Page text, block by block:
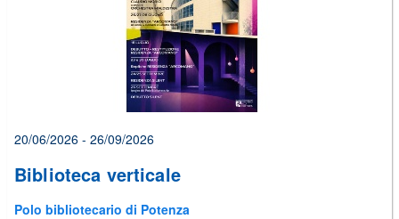
20/06/2026 - 26/09/2026
Biblioteca verticale
Polo bibliotecario di Potenza